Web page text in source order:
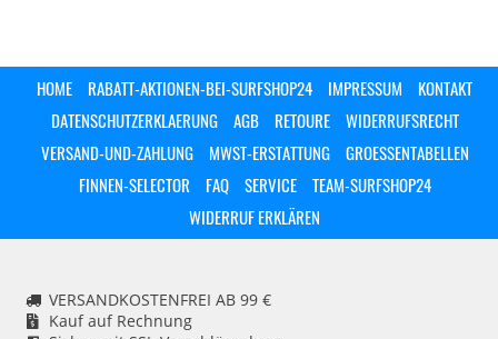
HOME RABATT-AKTIONEN-BEI-SURFSHOP24 IMPRESSUM
KONTAKT
DATENSCHUTZERKLAERUNG
AGB RETOURE
WIDERRUFSRECHT
VERSAND-UND-ZAHLUNG
MWST-ERSTATTUNG
GROESSENTABELLEN
FINNEN-SELECTOR
FAQ SERVICE
TEAM-SURFSHOP24
WIDERRUF ERKLÄREN
VERSANDKOSTENFREI AB 99 €
Kauf auf Rechnung